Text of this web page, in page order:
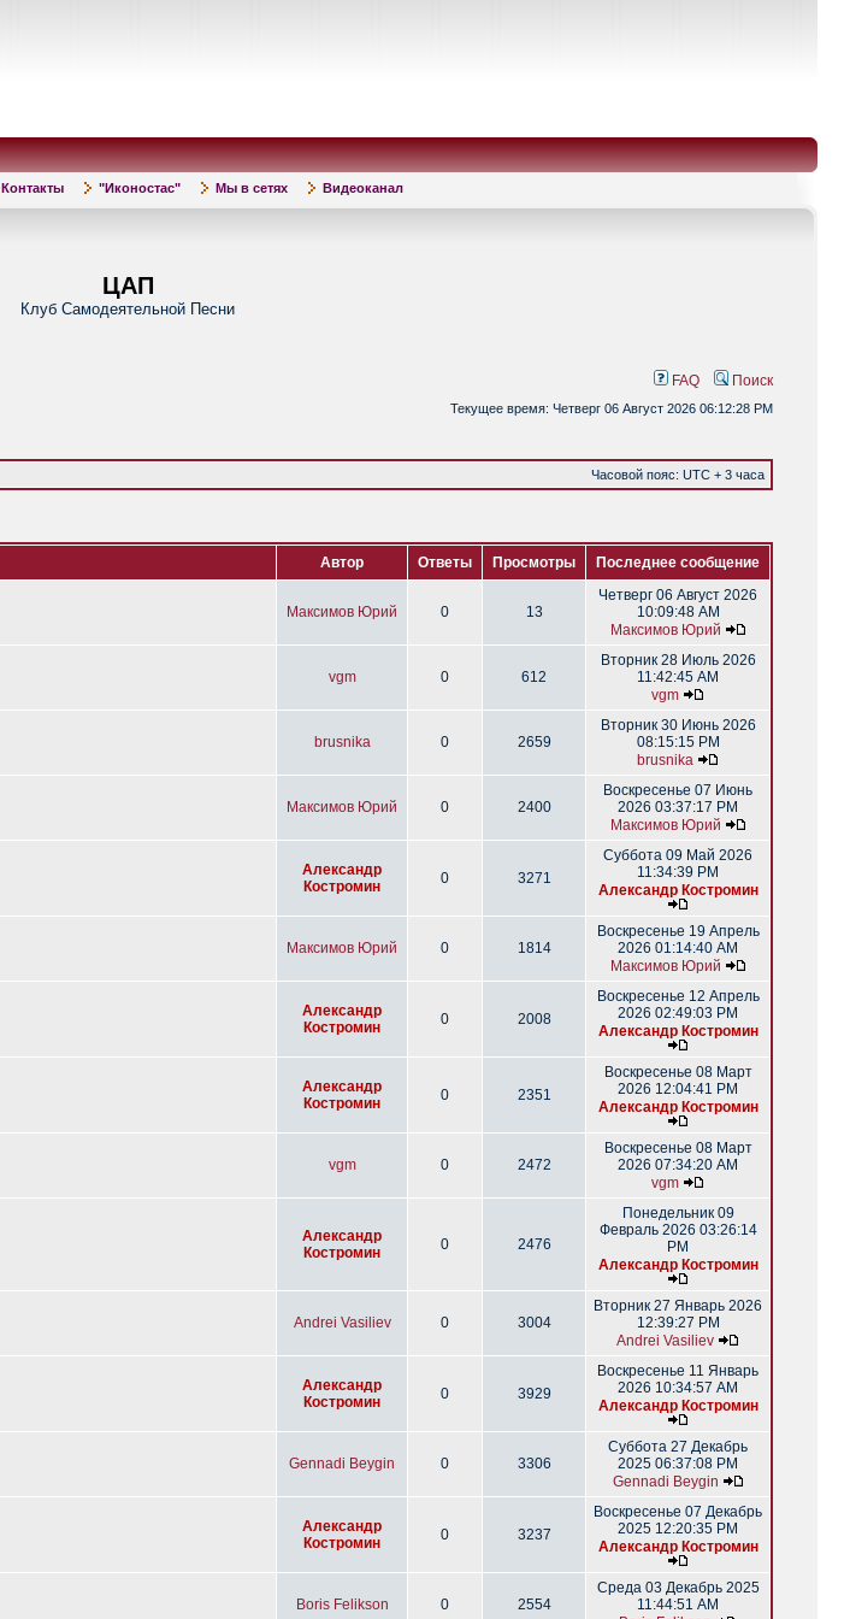
Контакты "Иконостас" Мы в сетях Видеоканал
ЦАП
Клуб Самодеятельной Песни
FAQ Поиск
Текущее время: Четверг 06 Август 2026 06:12:28 PM
Часовой пояс: UTC + 3 часа
Автор Ответы Просмотры Последнее сообщение
Максимов Юрий 0 13
Четверг 06 Август 2026
10:09:48 AM
Максимов Юрий
vgm 0 612
Вторник 28 Июль 2026
11:42:45 AM
vgm
brusnika 0 2659
Вторник 30 Июнь 2026
08:15:15 PM
brusnika
Максимов Юрий 0 2400
Воскресенье 07 Июнь
2026 03:37:17 PM
Максимов Юрий
Александр
Костромин
0 3271
Суббота 09 Май 2026
11:34:39 PM
Александр Костромин
Максимов Юрий 0 1814
Воскресенье 19 Апрель
2026 01:14:40 AM
Максимов Юрий
Александр
Костромин
0 2008
Воскресенье 12 Апрель
2026 02:49:03 PM
Александр Костромин
Александр
Костромин
0 2351
Воскресенье 08 Март
2026 12:04:41 PM
Александр Костромин
vgm 0 2472
Воскресенье 08 Март
2026 07:34:20 AM
vgm
Александр
Костромин
0 2476
Понедельник 09
Февраль 2026 03:26:14
PM
Александр Костромин
Andrei Vasiliev 0 3004
Вторник 27 Январь 2026
12:39:27 PM
Andrei Vasiliev
Александр
Костромин
0 3929
Воскресенье 11 Январь
2026 10:34:57 AM
Александр Костромин
Gennadi Beygin 0 3306
Суббота 27 Декабрь
2025 06:37:08 PM
Gennadi Beygin
Александр
Костромин
0 3237
Воскресенье 07 Декабрь
2025 12:20:35 PM
Александр Костромин
Boris Felikson 0 2554
Среда 03 Декабрь 2025
11:44:51 AM